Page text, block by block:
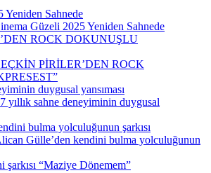
Güzeli 2025 Yeniden Sahnede
PİRİLER’DEN ROCK
yıllık sahne deneyiminin duygusal
Gülle’den kendini bulma yolculuğunun